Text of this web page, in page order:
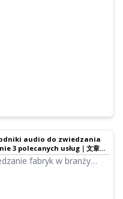
audio do zwiedzania
3 polecanych usług｜文章読
fabryk w branży